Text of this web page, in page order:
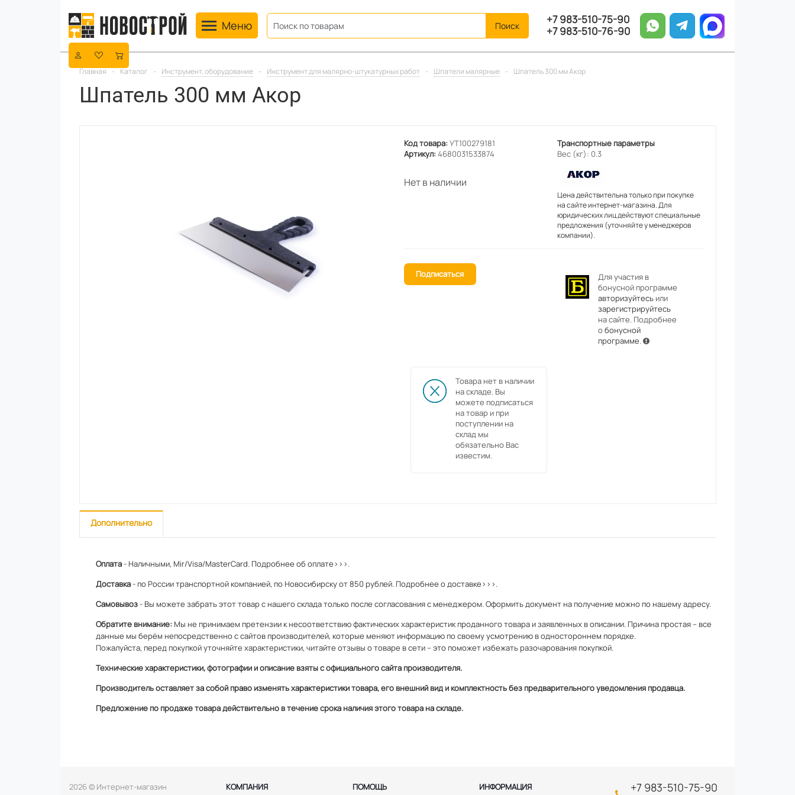
Toggle navigation
Меню
+7 983-510-75-90
+7 983-510-76-90
Главная - Каталог - Инструмент, оборудование - Инструмент для малярно-штукатурных работ - Шпатели малярные - Шпатель 300 мм Акор
Шпатель 300 мм Акор
Код товара: УТ100279181
Артикул: 4680031533874
Нет в наличии
Транспортные параметры
Вес (кг): 0.3
Цена действительна только при покупке
на сайте интернет-магазина. Для
юридических лиц действуют специальные
предложения (уточняйте у менеджеров
компании).
Подписаться
Для участия в
бонусной программе
авторизуйтесьили
зарегистрируйтесь
на сайте. Подробнее
обонусной
программе.
Товара нет в наличии
на складе. Вы
можете подписаться
на товар и при
поступлении на
склад мы
обязательно Вас
известим.
Дополнительно
Оплата- Наличными, Mir/Visa/MasterCard. Подробнее об оплате>>>.
Доставка- по России транспортной компанией, по Новосибирску от 850 рублей. Подробнее о доставке>>>.
Самовывоз- Вы можете забрать этот товар с нашего склада только после согласования с менеджером. Оформить документ на получение можно по нашему адресу.
Обратите внимание: Мы не принимаем претензии к несоответствию фактических характеристик проданного товара и заявленных в описании. Причина простая – все
данные мы берём непосредственно с сайтов производителей, которые меняют информацию по своему усмотрению в одностороннем порядке.
Пожалуйста, перед покупкой уточняйте характеристики, читайте отзывы о товаре в сети – это поможет избежать разочарования покупкой.
Технические характеристики, фотографии и описание взяты с официального сайта производителя.
Производитель оставляет за собой право изменять характеристики товара, его внешний вид и комплектность без предварительного уведомления продавца.
Предложение по продаже товара действительно в течение срока наличия этого товара на складе.
2026 © Интернет-магазин
КОМПАНИЯ ПОМОЩЬ ИНФОРМАЦИЯ
+7 983-510-75-90